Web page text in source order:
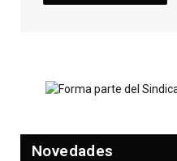
Novedades